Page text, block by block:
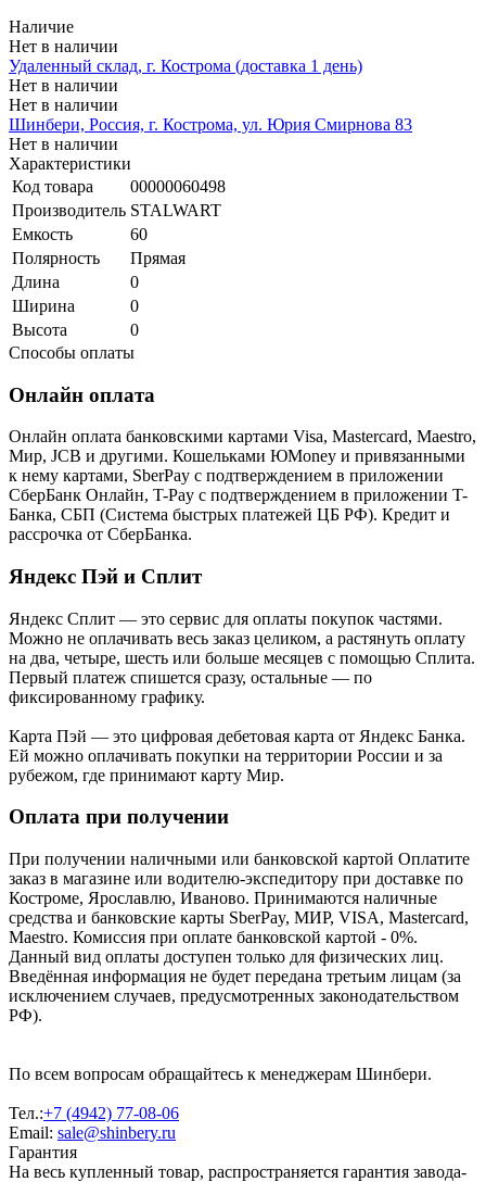
Наличие
Нет в наличии
Удаленный склад, г. Кострома (доставка 1 день)
Нет в наличии
Нет в наличии
Шинбери, Россия, г. Кострома, ул. Юрия Смирнова 83
Нет в наличии
Характеристики
Код товара
00000060498
Производитель STALWART
Емкость
60
Полярность
Прямая
Длина
0
Ширина
0
Высота
0
Способы оплаты
Онлайн оплата
Онлайн оплата банковскими картами Visa, Mastercard, Maestro,
Мир, JCB и другими. Кошельками ЮMoney и привязанными
к нему картами, SberPay с подтверждением в приложении
СберБанк Онлайн, T-Pay с подтверждением в приложении T-
Банка, СБП (Система быстрых платежей ЦБ РФ). Кредит и
рассрочка от СберБанка.
Яндекс Пэй и Сплит
Яндекс Cплит — это сервис для оплаты покупок частями.
Можно не оплачивать весь заказ целиком, а растянуть оплату
на два, четыре, шесть или больше месяцев с помощью Сплита.
Первый платеж спишется сразу, остальные — по
фиксированному графику.
Карта Пэй — это цифровая дебетовая карта от Яндекс Банка.
Ей можно оплачивать покупки на территории России и за
рубежом, где принимают карту Мир.
Оплата при получении
При получении наличными или банковской картой Оплатите
заказ в магазине или водителю-экспедитору при доставке по
Костроме, Ярославлю, Иваново. Принимаются наличные
средства и банковские карты SberPay, МИР, VISA, Mastercard,
Maestro. Комиссия при оплате банковской картой - 0%.
Данный вид оплаты доступен только для физических лиц.
Введённая информация не будет передана третьим лицам (за
исключением случаев, предусмотренных законодательством
РФ).
По всем вопросам обращайтесь к менеджерам Шинбери.
Тел.:+7 (4942) 77-08-06
Email: sale@shinbery.ru
Гарантия
На весь купленный товар, распространяется гарантия завода-